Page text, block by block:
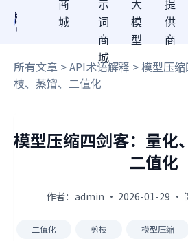
商
城
示
词
商
城
大
模
型
提
供
商
所有文章 >API术语解释 > 模型压
枝、蒸馏、二值化
模型压缩四剑客：量化
二值化
作者：admin · 2026-01-29 ·
二值化 剪枝 模型压缩